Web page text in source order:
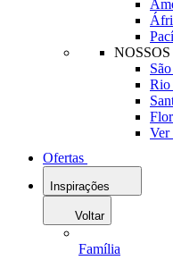
Rio
Ver
Ofertas
Inspirações
Voltar
Família